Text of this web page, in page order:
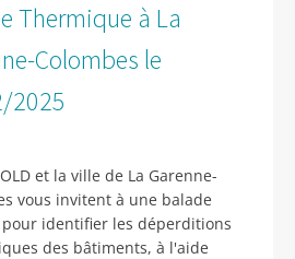
Thermique à La
Colombes le
2025
et la ville de La Garenne-
vous invitent à une balade
identifier les déperditions
des bâtiments, à l'aide